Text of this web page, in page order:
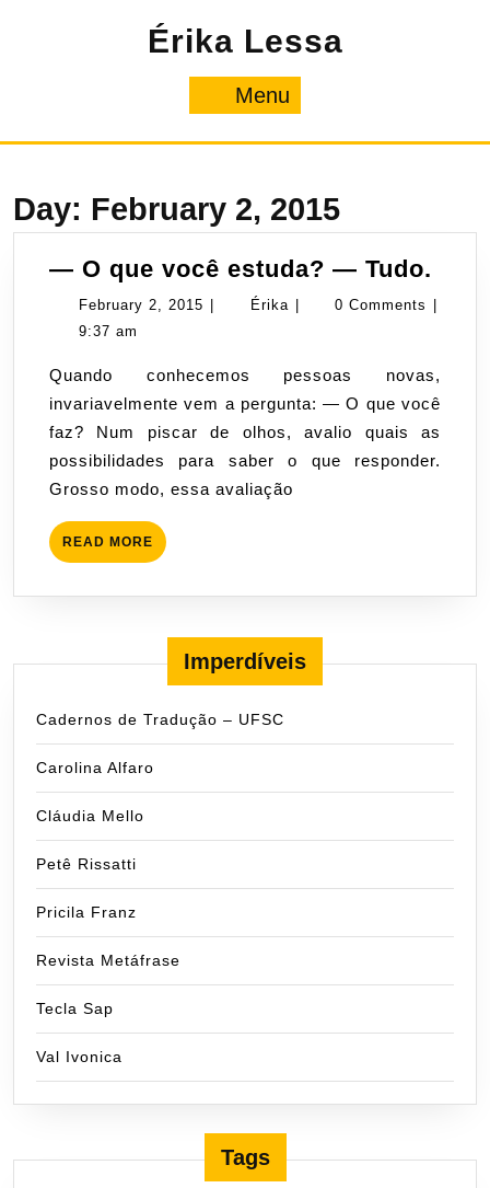
Érika Lessa
Menu
Day: February 2, 2015
— O que você estuda? — Tudo.
O
—
February 2, 2015 February
Érika Érika 0 Comments
9:37 am
Quando conhecemos pessoas novas,
invariavelmente vem a pergunta: — O que você
faz? Num piscar de olhos, avalio quais as
possibilidades para saber o que responder.
Grosso modo, essa avaliação
READ MORE READ
MORE
Imperdíveis
Cadernos de Tradução – UFSC
Carolina Alfaro
Cláudia Mello
Petê Rissatti
Pricila Franz
Revista Metáfrase
Tecla Sap
Val Ivonica
Tags